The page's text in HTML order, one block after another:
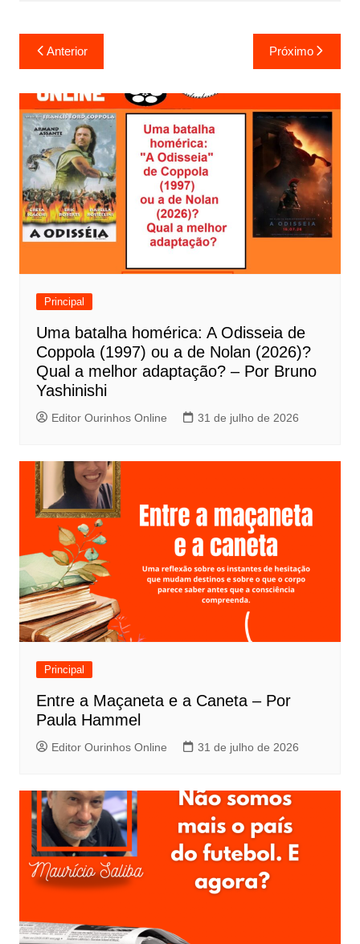
a
v
e
g
a
ç
ã
o
d
Anterior Próximo
Principal
Uma batalha homérica: A Odisseia de
Coppola (1997) ou a de Nolan (2026)?
Qual a melhor adaptação? – Por Bruno
Yashinishi
Editor Ourinhos Online 31 de julho de 2026
Principal
Entre a Maçaneta e a Caneta – Por
Paula Hammel
Editor Ourinhos Online 31 de julho de 2026